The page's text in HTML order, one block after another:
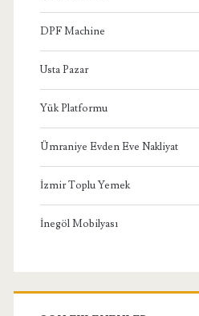
DPF Machine
Usta Pazar
Yük Platformu
Ümraniye Evden Eve Nakliyat
İzmir Toplu Yemek
İnegöl Mobilyası